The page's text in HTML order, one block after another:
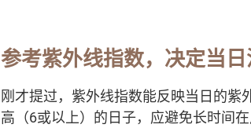
参考紫外线指数，决定当
刚才提过，紫外线指数能反映当日的紫
高（6或以上）的日子，应避免长时间